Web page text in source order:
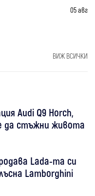
05 авг
ВИЖ ВСИЧКИ
Audi Q9 Horch,
да стъжни живота
Lada-та си
Lamborghini